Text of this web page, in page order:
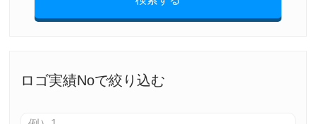
ロゴ実績Noで絞り込む